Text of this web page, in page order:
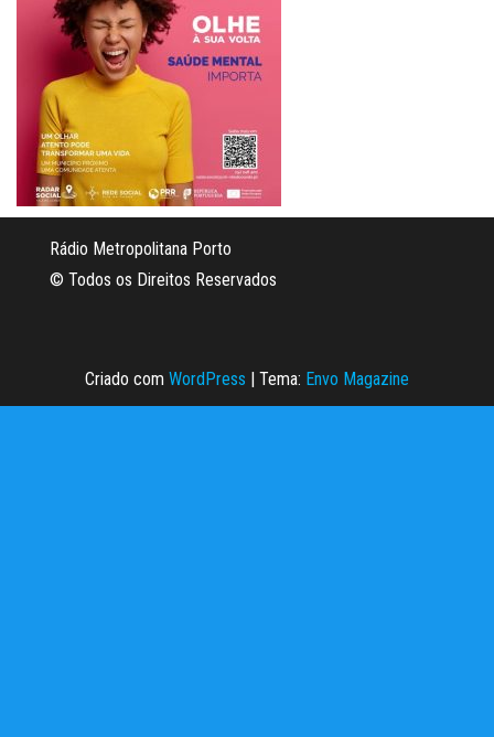
Rádio Metropolitana Porto
© Todos os Direitos Reservados
Criado com WordPress Tema: Envo Magazine